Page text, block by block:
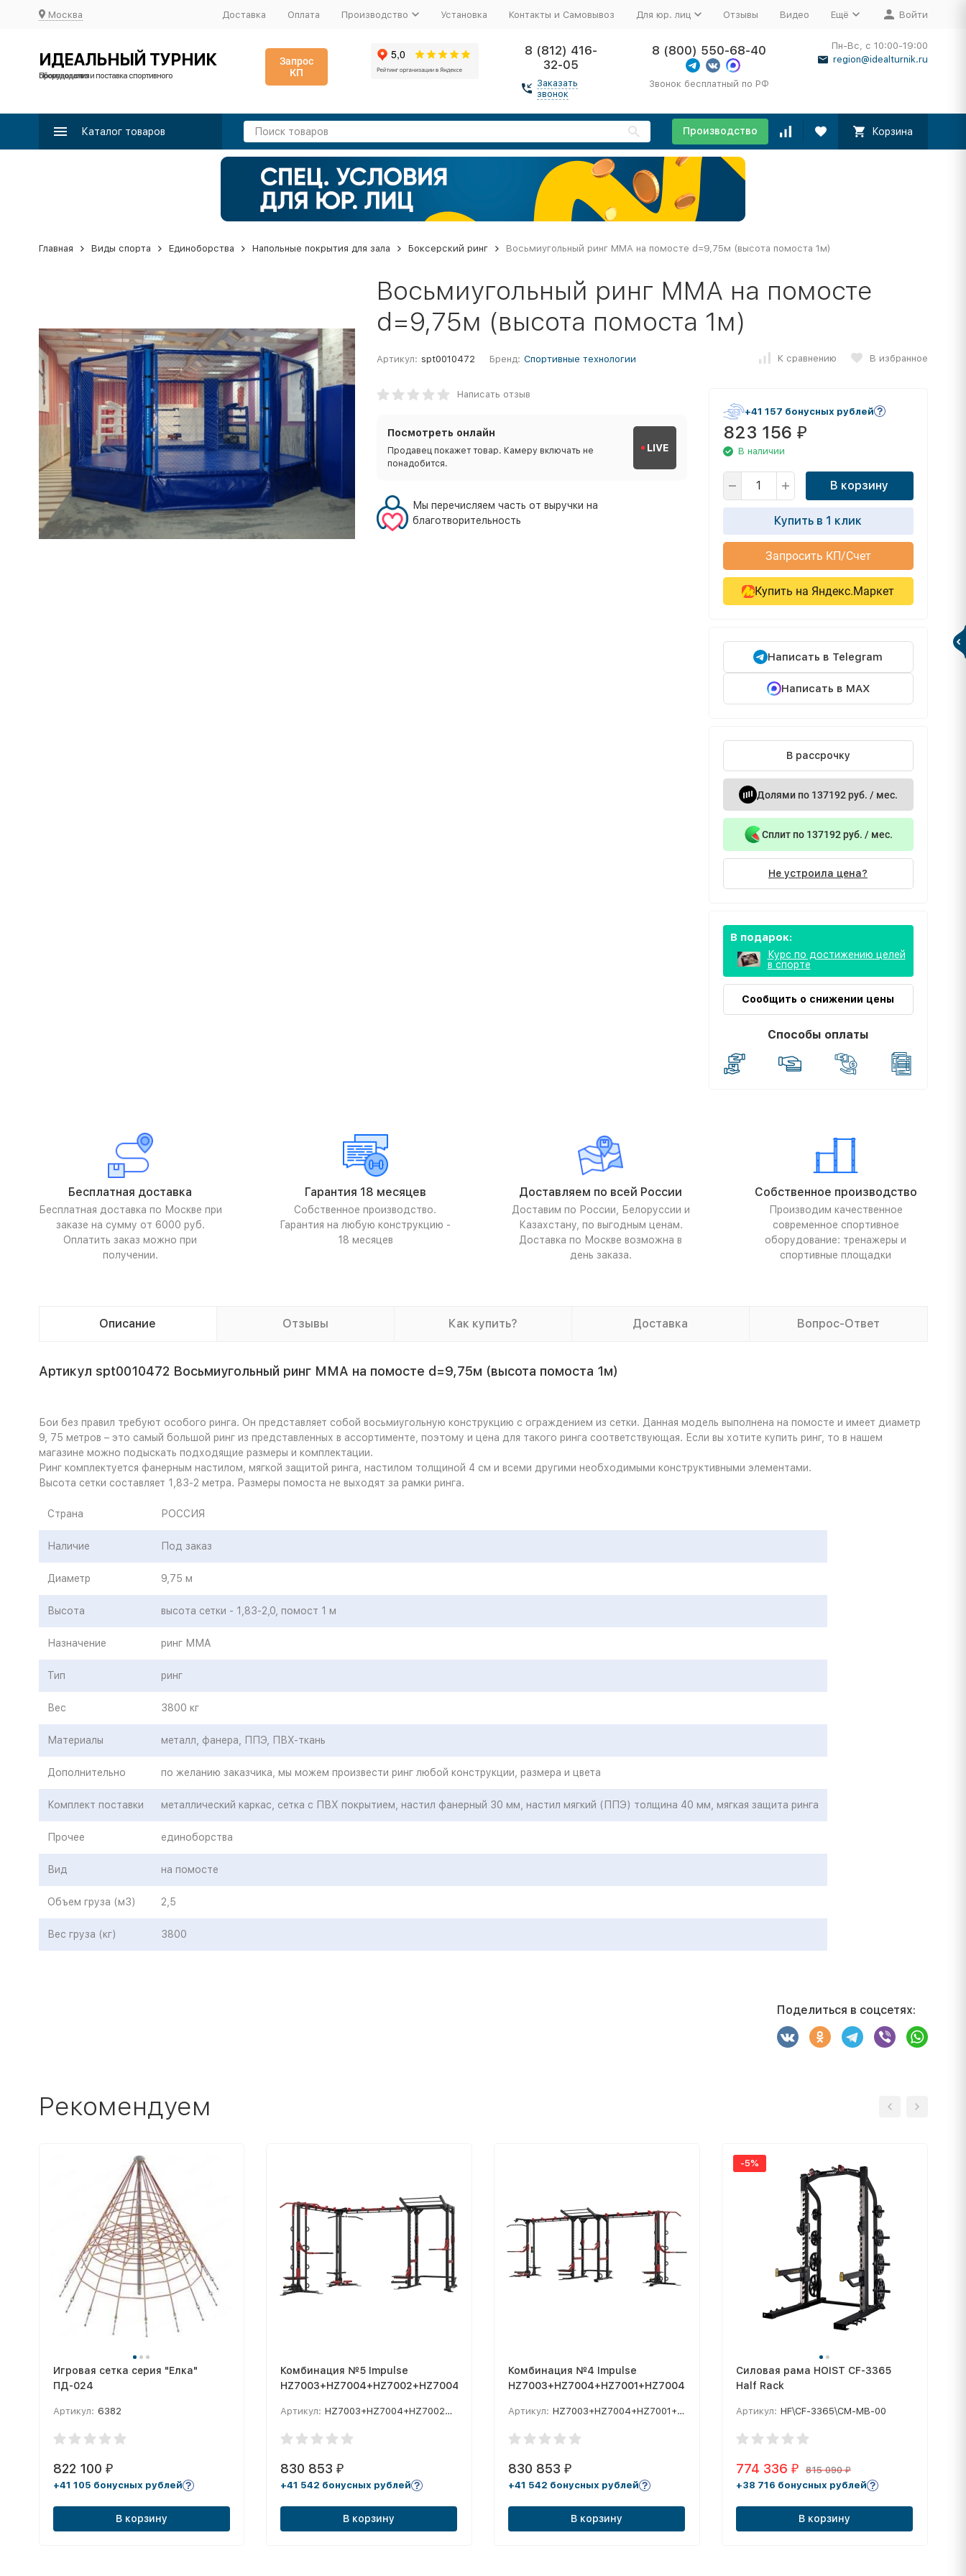
Москва Доставка Оплата Производство Установка Контакты и Самовывоз Для юр. лиц Отзывы Видео Ещё Войти
ИДЕАЛЬНЫЙ ТУРНИК
Производство и поставка спортивного оборудования
Запрос
КП
8 (812) 416-
32-05
Заказать
звонок
8 (800) 550-68-40
Звонок бесплатный по РФ
Пн-Вс, с 10:00-19:00
region@idealturnik.ru
Каталог товаров Производство Корзина
Главная Виды спорта Единоборства Напольные покрытия для зала Боксерский ринг Восьмиугольный ринг ММА на помосте d=9,75м (высота помоста 1м)
Восьмиугольный ринг ММА на помосте
d=9,75м (высота помоста 1м)
Артикул: spt0010472 Бренд: Спортивные технологии К сравнению В избранное
Написать отзыв
Посмотреть онлайн
Продавец покажет товар. Камеру включать не
понадобится.
LIVE
Мы перечисляем часть от выручки на
благотворительность
+41 157 бонусных рублей
823 156 ₽
В наличии
В корзину
Купить в 1 клик
Запросить КП/Счет
Купить на Яндекс.Маркет
Написать в Telegram
Написать в MAX
В рассрочку
Долями по 137192 руб. / мес.
Сплит по 137192 руб. / мес.
Не устроила цена?
В подарок:
Курс по достижению целей
в спорте
Сообщить о снижении цены
Способы оплаты
Бесплатная доставка
Бесплатная доставка по Москве при
заказе на сумму от 6000 руб.
Оплатить заказ можно при
получении.
Гарантия 18 месяцев
Собственное производство.
Гарантия на любую конструкцию -
18 месяцев
Доставляем по всей России
Доставим по России, Белоруссии и
Казахстану, по выгодным ценам.
Доставка по Москве возможна в
день заказа.
Собственное производство
Производим качественное
современное спортивное
оборудование: тренажеры и
спортивные площадки
Описание Отзывы Как купить? Доставка Вопрос-Ответ
Артикул spt0010472 Восьмиугольный ринг ММА на помосте d=9,75м (высота помоста 1м)
Бои без правил требуют особого ринга. Он представляет собой восьмиугольную конструкцию с ограждением из сетки. Данная модель выполнена на помосте и имеет диаметр
9, 75 метров – это самый большой ринг из представленных в ассортименте, поэтому и цена для такого ринга соответствующая. Если вы хотите купить ринг, то в нашем
магазине можно подыскать подходящие размеры и комплектации.
Ринг комплектуется фанерным настилом, мягкой защитой ринга, настилом толщиной 4 см и всеми другими необходимыми конструктивными элементами.
Высота сетки составляет 1,83-2 метра. Размеры помоста не выходят за рамки ринга.
Страна РОССИЯ
Наличие Под заказ
Диаметр 9,75 м
Высота высота сетки - 1,83-2,0, помост 1 м
Назначение ринг ММА
Тип ринг
Вес 3800 кг
Материалы металл, фанера, ППЭ, ПВХ-ткань
Дополнительно по желанию заказчика, мы можем произвести ринг любой конструкции, размера и цвета
Комплект поставки металлический каркас, сетка с ПВХ покрытием, настил фанерный 30 мм, настил мягкий (ППЭ) толщина 40 мм, мягкая защита ринга
Прочее единоборства
Вид на помосте
Объем груза (м3) 2,5
Вес груза (кг) 3800
Поделиться в соцсетях:
Рекомендуем
Игровая сетка серия "Елка"
ПД-024
Артикул: 6382
822 100 ₽
+41 105 бонусных рублей
В корзину
Комбинация №5 Impulse
HZ7003+HZ7004+HZ7002+HZ7004+HZ7001
Артикул: HZ7003+HZ7004+HZ7002+HZ7004+HZ7001
830 853₽
+41 542 бонусных рублей
В корзину
Комбинация №4 Impulse
HZ7003+HZ7004+HZ7001+HZ7004+HZ7002
Артикул: HZ7003+HZ7004+HZ7001+HZ7004+HZ7002
830 853 ₽
+41 542 бонусных рублей
В корзину
-5%
Силовая рама HOIST CF-3365
Half Rack
Артикул: HF\CF-3365\CM-MB-00
774 336 ₽ 815 090₽
+38 716 бонусных рублей
В корзину